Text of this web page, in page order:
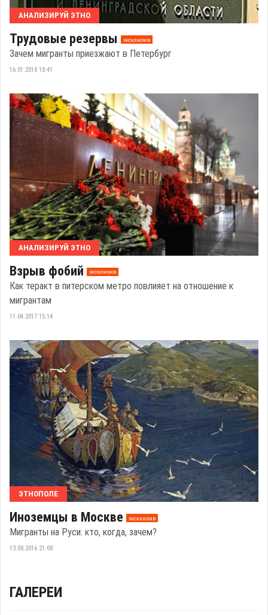
АНАЛИЗИРУЙ ЭТНО
Трудовые резервы эксклюзив
Зачем мигранты приезжают в Петербург
16.01.2018 18:41
АНАЛИЗИРУЙ ЭТНО
Взрыв фобий эксклюзив
Как теракт в питерском метро повлияет на отношение к
мигрантам
11.04.2017 15:14
ЭТНОПОЛЕ
Иноземцы в Москве эксклюзив
Мигранты на Руси: кто, когда, зачем?
13.08.2016 21:08
ГАЛЕРЕИ